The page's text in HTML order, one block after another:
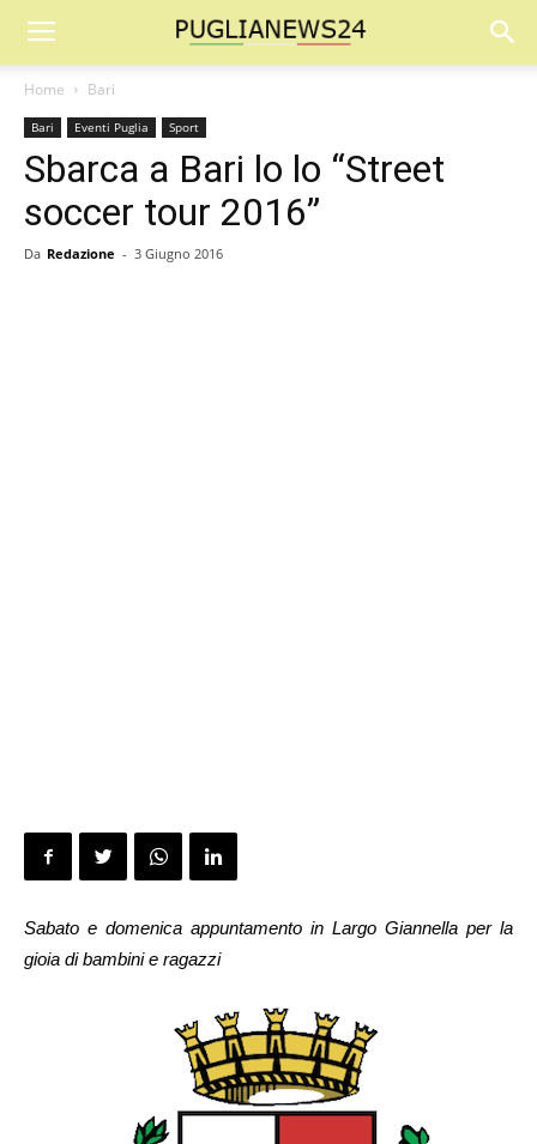
Home Bari
Bari Eventi Puglia Sport
Sbarca a Bari lo lo “Street
soccer tour 2016”
Da Redazione - 3 Giugno 2016
Sabato e domenica appuntamento in Largo Giannella per la
gioia di bambini e ragazzi